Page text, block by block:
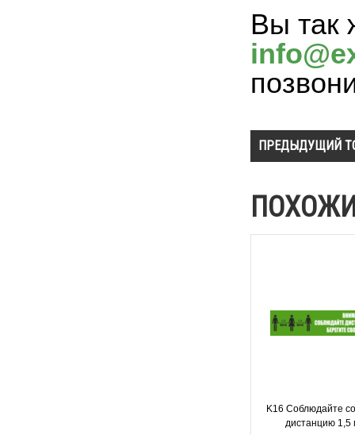
Вы так
ПРЕДЫДУЩИЙ
K16 Соблюдайте
дистанцию 1,5